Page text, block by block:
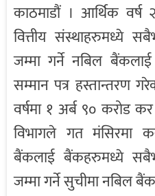
काठमाडौं । आर्थिक
वित्तीय संस्थाहरुमध्ये
जम्मा गर्ने नबिल
सम्मान पत्र हस्तान्तरण
वर्षमा १ अर्ब ९० करोड
विभागले गत मंसिरमा
बैंकलाई बैंकहरुमध्ये
जम्मा गर्ने सुचीमा नबिल